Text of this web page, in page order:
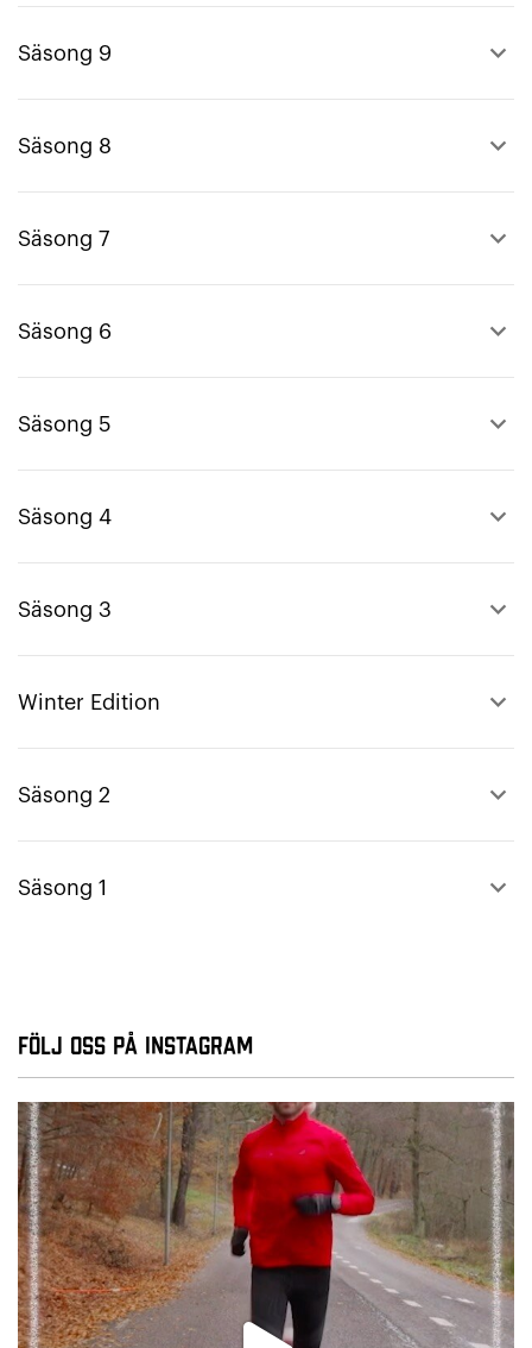
Säsong 9 keyboard_arrow_up
Säsong 8 keyboard_arrow_up
Säsong 7 keyboard_arrow_up
Säsong 6 keyboard_arrow_up
Säsong 5 keyboard_arrow_up
Säsong 4 keyboard_arrow_up
Säsong 3 keyboard_arrow_up
Winter Edition keyboard_arrow_up
Säsong 2 keyboard_arrow_up
Säsong 1 keyboard_arrow_up
Följ oss på Instagram